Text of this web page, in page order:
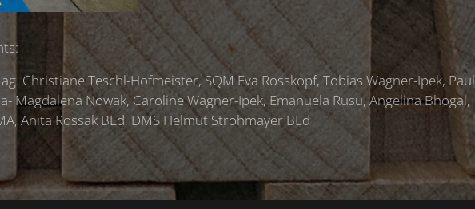
Christiane Teschl-Hofmeister, SQM Eva Rosskopf, Tobias Wagner-Ipek, Paul
Magdalena Nowak, Caroline Wagner-Ipek, Emanuela Rusu, Angelina Bhogal,
Anita Rossak BEd, DMS Helmut Strohmayer BEd